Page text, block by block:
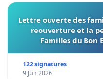
Lettre ouverte des
reouverture et la
Familles du Bon
122 signatures
9 Jun 2026